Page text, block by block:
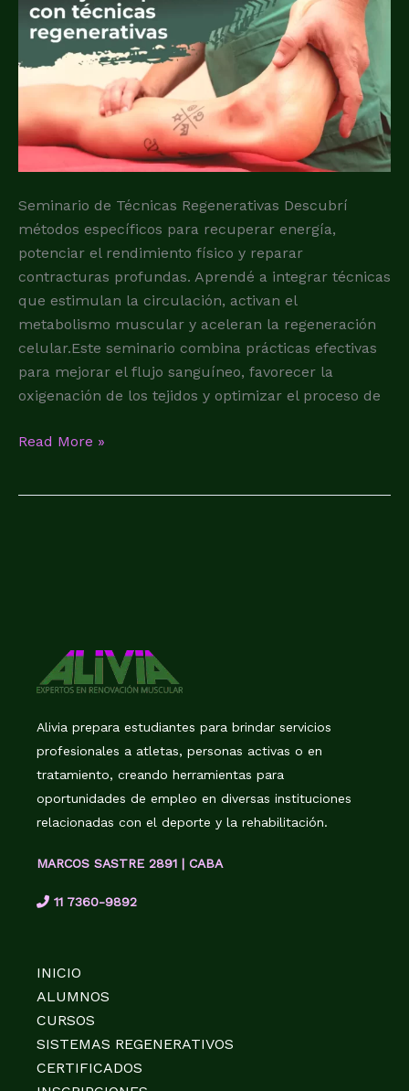
Seminario de Técnicas Regenerativas Descubrí
métodos específicos para recuperar energía,
potenciar el rendimiento físico y reparar
contracturas profundas. Aprendé a integrar técnicas
que estimulan la circulación, activan el
metabolismo muscular y aceleran la regeneración
celular.Este seminario combina prácticas efectivas
para mejorar el flujo sanguíneo, favorecer la
oxigenación de los tejidos y optimizar el proceso de
de
Técnicas
regenerativas
Read More »
Alivia prepara estudiantes para brindar servicios
profesionales a atletas, personas activas o en
tratamiento, creando herramientas para
oportunidades de empleo en diversas instituciones
relacionadas con el deporte y la rehabilitación.
MARCOS SASTRE 2891 | CABA
11 7360-9892
INICIO
ALUMNOS
CURSOS
SISTEMAS REGENERATIVOS
CERTIFICADOS